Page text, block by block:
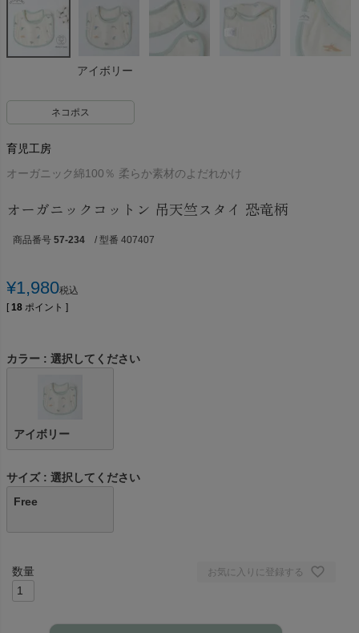
アイボリー
ネコポス
育児工房
オーガニック綿100％ 柔らか素材のよだれかけ
オーガニックコットン 吊天竺スタイ 恐竜柄
商品番号 57-234 / 型番 407407
¥1,980税込
[ 18 ポイント ]
カラー 選択してください
アイボリー
サイズ
選択してください
Free
お気に入りに登録する